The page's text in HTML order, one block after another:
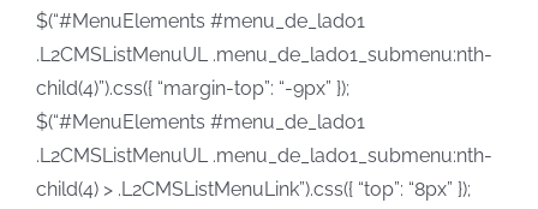
$(“#MenuElements #menu_de_lado1
.L2CMSListMenuUL .menu_de_lado1_submenu:nth-
child(4)”).css({ “margin-top”: “-9px” });
$(“#MenuElements #menu_de_lado1
.L2CMSListMenuUL .menu_de_lado1_submenu:nth-
child(4) > .L2CMSListMenuLink”).css({ “top”: “8px” });